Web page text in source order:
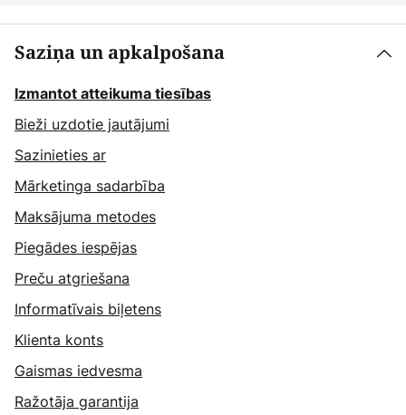
Saziņa un apkalpošana
Izmantot atteikuma tiesības
Bieži uzdotie jautājumi
Sazinieties ar
Mārketinga sadarbība
Maksājuma metodes
Piegādes iespējas
Preču atgriešana
Informatīvais biļetens
Klienta konts
Gaismas iedvesma
Ražotāja garantija